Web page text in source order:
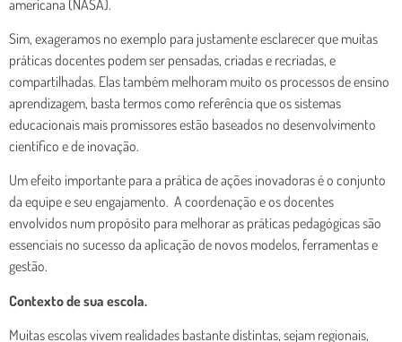
americana (NASA).
Sim, exageramos no exemplo para justamente esclarecer que muitas
práticas docentes podem ser pensadas, criadas e recriadas, e
compartilhadas. Elas também melhoram muito os processos de ensino
aprendizagem, basta termos como referência que os sistemas
educacionais mais promissores estão baseados no desenvolvimento
científico e de inovação.
Um efeito importante para a prática de ações inovadoras é o conjunto
da equipe e seu engajamento. A coordenação e os docentes
envolvidos num propósito para melhorar as práticas pedagógicas são
essenciais no sucesso da aplicação de novos modelos, ferramentas e
gestão.
Contexto de sua escola.
Muitas escolas vivem realidades bastante distintas, sejam regionais,